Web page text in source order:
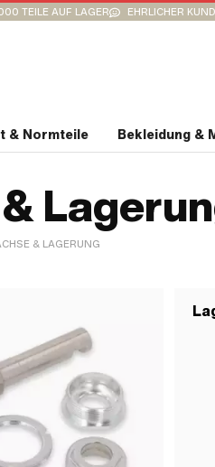
TEILE AUF LAGER EHRLICHER
& Normteile Bekleidung &
& LAGERUNG